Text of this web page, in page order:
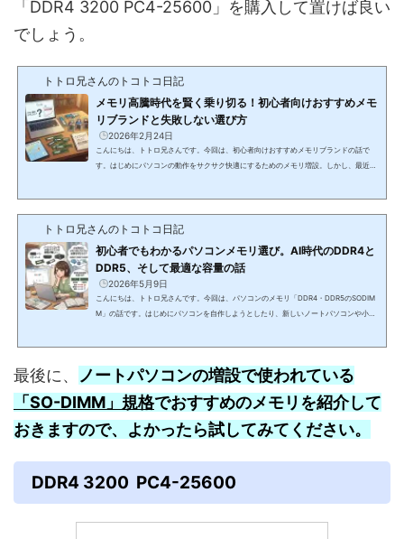
「DDR4 3200 PC4-25600」を購入して置けば良い
でしょう。
トトロ兄さんのトコトコ日記
メモリ高騰時代を賢く乗り切る！初心者向けおすすめメモ
リブランドと失敗しない選び方
2026年2月24日
こんにちは、トトロ兄さんです。今回は、初心者向けおすすめメモリブランドの話で
す。はじめにパソコンの動作をサクサク快適にするためのメモリ増設。しかし、最近は
いて手が出しづらかったりするのが現状です。そこで今回は、初心者の方にもわかりや
トトロ兄さんのトコトコ日記
初心者でもわかるパソコンメモリ選び。AI時代のDDR4と
DDR5、そして最適な容量の話
2026年5月9日
こんにちは、トトロ兄さんです。今回は、パソコンのメモリ「DDR4・DDR5のSODIM
M」の話です。はじめにパソコンを自作しようとしたり、新しいノートパソコンや小型
じられてしまいますよね。どれを選べば正解なのか分からず、購入ボタンを押す手が止
最後に、
ノートパソコンの増設で使われている
「SO-DIMM」規格でおすすめのメモリを紹介して
おきますので、よかったら試してみてください。
DDR4 3200 PC4-25600